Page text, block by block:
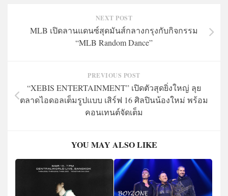
NEXT POST
MLB เปิดลานแดนซ์สุดมันส์กลางกรุงกับกิจกรรม
“MLB Random Dance”
PREVIOUS POST
“XEBIS ENTERTAINMENT” เปิดตัวสุดยิ่งใหญ่ ลุย
ตลาดไอดอลเต็มรูปแบบ เสิร์ฟ 16 ศิลปินน้องใหม่ พร้อม
คอนเทนต์จัดเต็ม
YOU MAY ALSO LIKE